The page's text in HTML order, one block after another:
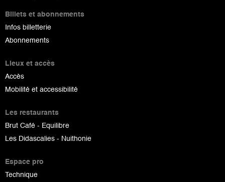
Billets et abonnements
Infos billetterie
Abonnements
Lieux et accès
Accès
Mobilité et accessibilité
Les restaurants
Brut Café - Equilibre
Les Didascalies - Nuithonie
Espace pro
Technique